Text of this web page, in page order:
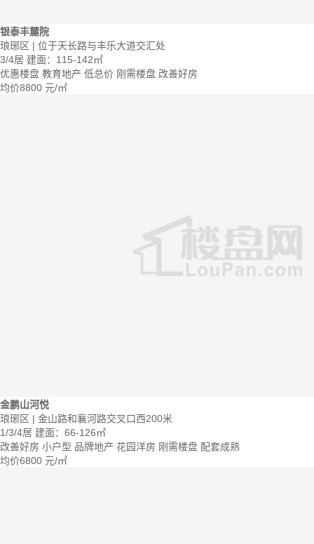
银泰丰麓院
琅琊区 | 位于天长路与丰乐大道交汇处
3/4居 建面：115-142㎡
优惠楼盘 教育地产 低总价 刚需楼盘 改善好房
均价8800 元/㎡
金鹏山河悦
琅琊区 | 金山路和襄河路交叉口西200米
1/3/4居 建面：66-126㎡
改善好房 小户型 品牌地产 花园洋房 刚需楼盘 配套成熟
均价6800 元/㎡